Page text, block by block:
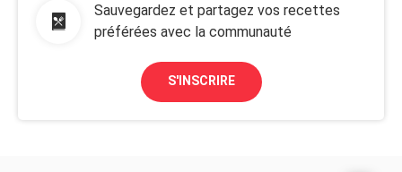
Sauvegardez et partagez vos recettes
préférées avec la communauté
S'INSCRIRE